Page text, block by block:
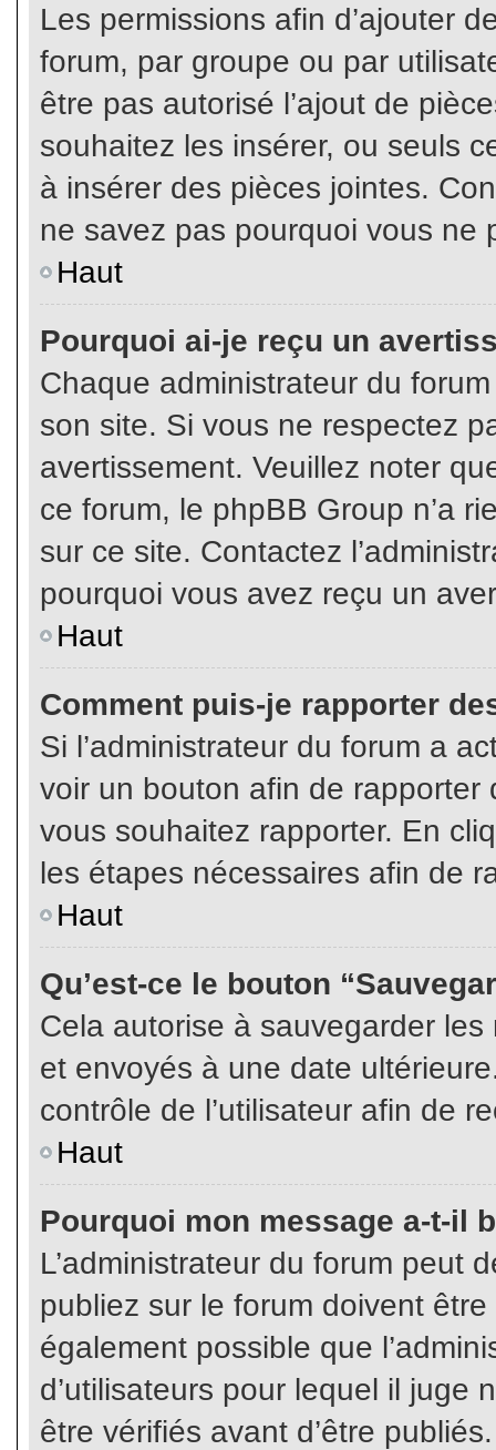
Les permissions afin d’ajouter
forum, par groupe ou par
être pas autorisé l’ajout de
souhaitez les insérer, ou seuls
à insérer des pièces jointes.
ne savez pas pourquoi vous ne
Haut
Pourquoi ai-je reçu un
Chaque administrateur du
son site. Si vous ne respectez
avertissement. Veuillez noter
ce forum, le phpBB Group n’a
sur ce site. Contactez
pourquoi vous avez reçu un
Haut
Comment puis-je rapporter
Si l’administrateur du forum a
voir un bouton afin de
vous souhaitez rapporter. En
les étapes nécessaires afin de
Haut
Qu’est-ce le bouton
Cela autorise à sauvegarder
et envoyés à une date
contrôle de l’utilisateur afin de
Haut
Pourquoi mon message a-t-il
L’administrateur du forum peut
publiez sur le forum doivent
également possible que
d’utilisateurs pour lequel il juge
être vérifiés avant d’être